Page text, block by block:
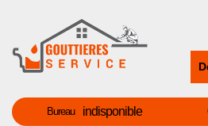
Bureau indisponible